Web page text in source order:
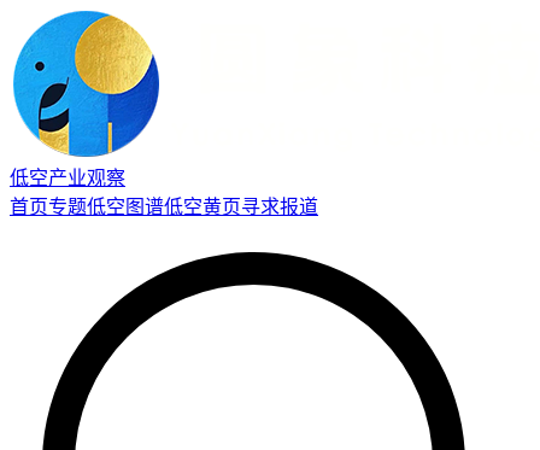
低空产业观察
首页专题低空图谱低空黄页寻求报道